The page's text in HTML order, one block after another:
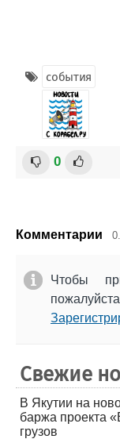
события
0
Комментарии 0.
Чтобы
Свежие
В Якутии на
баржа проекта
грузов